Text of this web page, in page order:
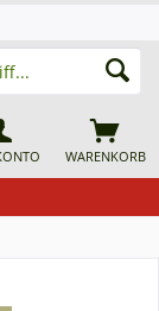
WARENKORB